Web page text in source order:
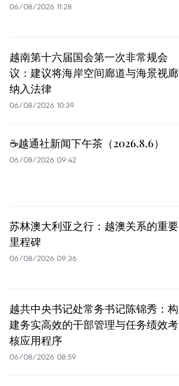
06/08/2026 11:28
越南第十六届国会第一次非常规会
议：建议将海岸空间廊道与海景视廊
纳入法律
06/08/2026 10:39
☕️越通社新闻下午茶（2026.8.6）
06/08/2026 09:42
苏林澳大利亚之行：越澳关系的重要
里程碑
06/08/2026 09:36
越共中央书记处常务书记陈锦秀：构
建务实高效的干部管理与任务绩效考
核应用程序
06/08/2026 08:59